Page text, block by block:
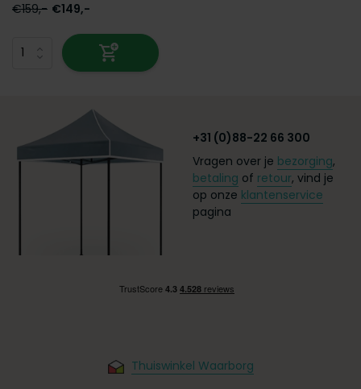
€159,- €149,-
+31 (0)88-22 66 300
Vragen over je bezorging,
betaling of retour, vind je
op onze klantenservice
pagina
Thuiswinkel Waarborg